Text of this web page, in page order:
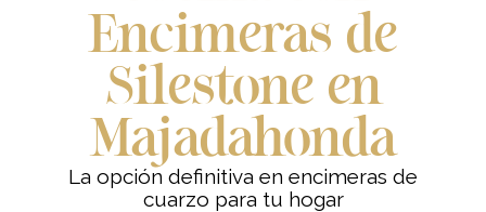
Encimeras de
Silestone en
Majadahonda
La opción definitiva en encimeras de
cuarzo para tu hogar